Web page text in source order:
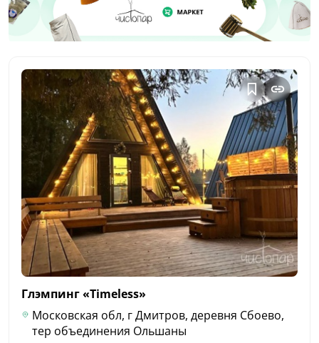
Глэмпинг«Timeless»
Московская обл, г Дмитров, деревня Сбоево,
тер объединения Ольшаны